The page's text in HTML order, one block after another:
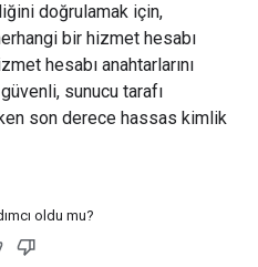
doğrulamak için,
bir hizmet hesabı
hesabı anahtarlarını
sunucu tarafı
son derece hassas kimlik
oldu mu?